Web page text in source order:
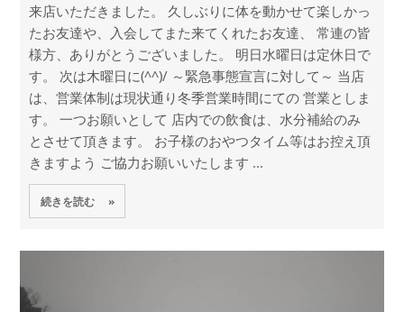
来店いただきました。 久しぶりに体を動かせて楽しかっ
たお友達や、入会してまた来てくれたお友達、 常連の皆
様方、ありがとうございました。 明日水曜日は定休日で
す。 次は木曜日に(^^)/ ～緊急事態宣言に対して～ 当店
は、営業体制は現状通り冬季営業時間にての 営業としま
す。 一つお願いとして 店内での飲食は、水分補給のみ
とさせて頂きます。 お子様のおやつタイム等はお控え頂
きますよう ご協力お願いいたします ...
続きを読む »